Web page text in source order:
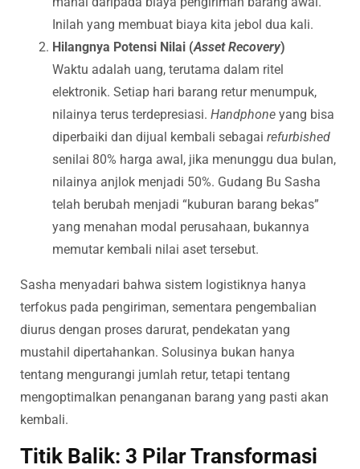
Inilah yang membuat biaya kita jebol dua kali.
Hilangnya Potensi Nilai (Asset Recovery)
Waktu adalah uang, terutama dalam ritel
elektronik. Setiap hari barang retur menumpuk,
nilainya terus terdepresiasi. Handphone yang bisa
diperbaiki dan dijual kembali sebagai refurbished
senilai 80% harga awal, jika menunggu dua bulan,
nilainya anjlok menjadi 50%. Gudang Bu Sasha
telah berubah menjadi “kuburan barang bekas”
yang menahan modal perusahaan, bukannya
memutar kembali nilai aset tersebut.
Sasha menyadari bahwa sistem logistiknya hanya
terfokus pada pengiriman, sementara pengembalian
diurus dengan proses darurat, pendekatan yang
mustahil dipertahankan. Solusinya bukan hanya
tentang mengurangi jumlah retur, tetapi tentang
mengoptimalkan penanganan barang yang pasti akan
kembali.
Titik Balik: 3 Pilar Transformasi